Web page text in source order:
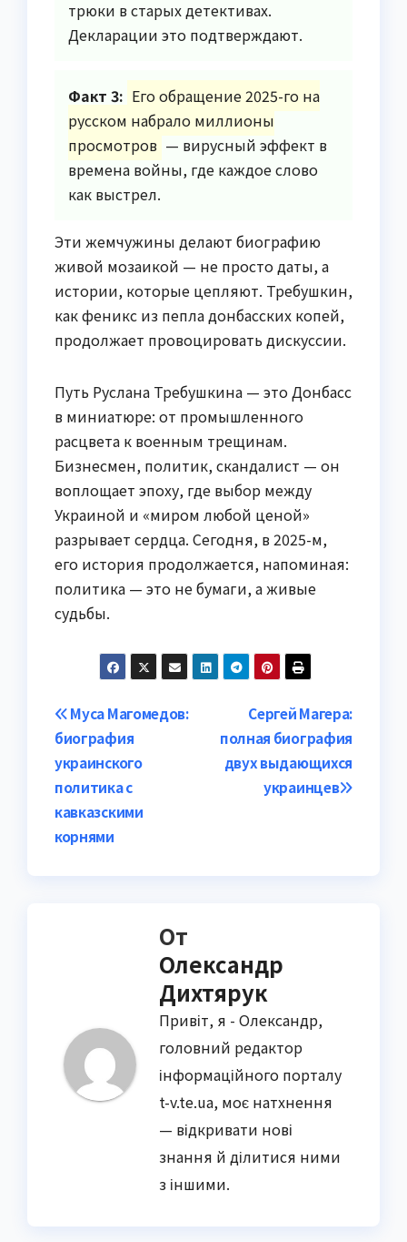
трюки в старых детективах.
Декларации это подтверждают.
Факт 3: Его обращение 2025-го на
русском набрало миллионы
просмотров — вирусный эффект в
времена войны, где каждое слово
как выстрел.
Эти жемчужины делают биографию
живой мозаикой — не просто даты, а
истории, которые цепляют. Требушкин,
как феникс из пепла донбасских копей,
продолжает провоцировать дискуссии.
Путь Руслана Требушкина — это Донбасс
в миниатюре: от промышленного
расцвета к военным трещинам.
Бизнесмен, политик, скандалист — он
воплощает эпоху, где выбор между
Украиной и «миром любой ценой»
разрывает сердца. Сегодня, в 2025-м,
его история продолжается, напоминая:
политика — это не бумаги, а живые
судьбы.
Навигация
по
записям
Сергей Магера:
полная биография
двух выдающихся
украинцев
Муса Магомедов:
биография
украинского
политика с
кавказскими
корнями
От
Олександр
Дихтярук
Привіт, я - Олександр,
головний редактор
інформаційного порталу
t-v.te.ua, моє натхнення
— відкривати нові
знання й ділитися ними
з іншими.